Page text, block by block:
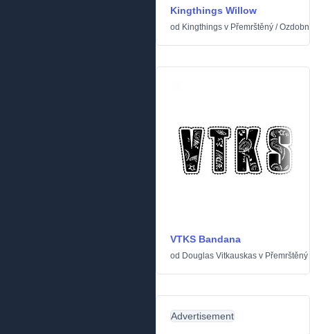
Kingthings Willow
od Kingthings v Přemrštěný /
VTKS Bandana
od Douglas Vitkauskas v Přemrštěný
Advertisement